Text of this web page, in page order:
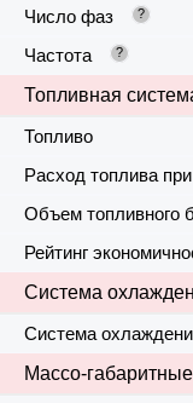
Число фаз ?
Частота ?
Топливная
Топливо
Расход топлива
Объем топливного
Рейтинг
Система
Система
Массо-